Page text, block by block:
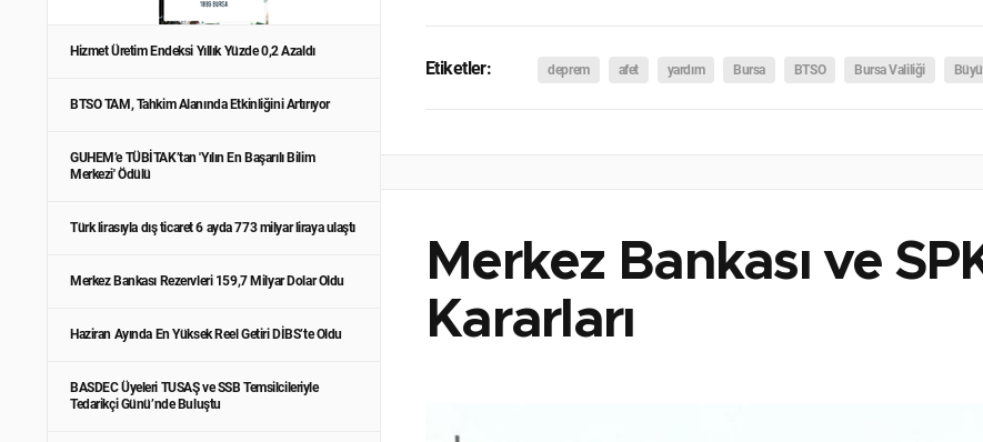
Hizmet Üretim Endeksi Yıllık Yüzde 0,2 Azaldı
BTSO TAM, Tahkim Alanında Etkinliğini Artırıyor
GUHEM’e TÜBİTAK’tan 'Yılın En Başarılı Bilim
Merkezi' Ödülü
Türk lirasıyla dış ticaret 6 ayda 773 milyar liraya ulaştı
Merkez Bankası Rezervleri 159,7 Milyar Dolar Oldu
Haziran Ayında En Yüksek Reel Getiri DİBS’te Oldu
BASDEC Üyeleri TUSAŞ ve SSB Temsilcileriyle
Tedarikçi Günü’nde Buluştu
Etiketler: deprem afet yardım Bursa BTSO Bursa Valiliği
Merkez Bankası ve
Kararları